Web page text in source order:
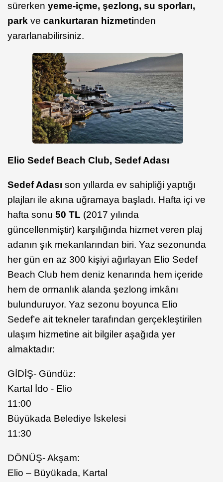
sürerken yeme-içme, şezlong, su sporları,
park ve cankurtaran hizmetinden
yararlanabilirsiniz.
Elio Sedef Beach Club, Sedef Adası
Sedef Adası son yıllarda ev sahipliği yaptığı
plajları ile akına uğramaya başladı. Hafta içi ve
hafta sonu 50 TL (2017 yılında
güncellenmiştir) karşılığında hizmet veren plaj
adanın şık mekanlarından biri. Yaz sezonunda
her gün en az 300 kişiyi ağırlayan Elio Sedef
Beach Club hem deniz kenarında hem içeride
hem de ormanlık alanda şezlong imkânı
bulunduruyor. Yaz sezonu boyunca Elio
Sedef’e ait tekneler tarafından gerçekleştirilen
ulaşım hizmetine ait bilgiler aşağıda yer
almaktadır:
GİDİŞ- Gündüz:
Kartal İdo - Elio
11:00
Büyükada Belediye İskelesi
11:30
DÖNÜŞ- Akşam:
Elio – Büyükada, Kartal